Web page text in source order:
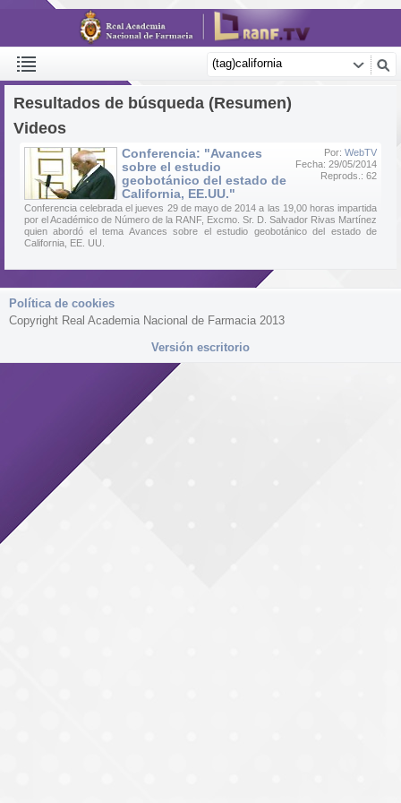
Resultados de búsqueda (Resumen)
Videos
Por: WebTV
Fecha: 29/05/2014
Reprods.: 62
Conferencia: "Avances
sobre el estudio
geobotánico del estado de
California, EE.UU."
Conferencia celebrada el jueves 29 de mayo de 2014 a las 19,00 horas impartida
por el Académico de Número de la RANF, Excmo. Sr. D. Salvador Rivas Martínez
quien abordó el tema Avances sobre el estudio geobotánico del estado de
California, EE. UU.
Política de cookies
Copyright Real Academia Nacional de Farmacia 2013
Versión escritorio